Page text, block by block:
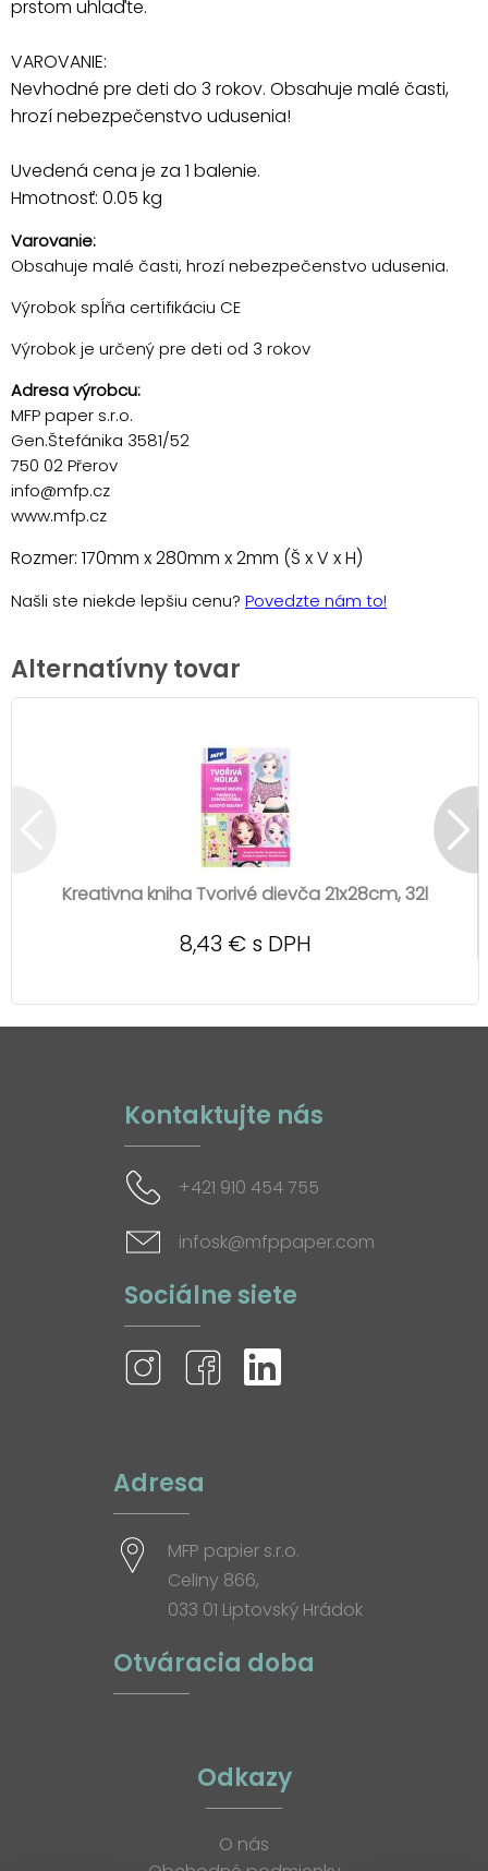
prstom uhlaďte.
VAROVANIE:
Nevhodné pre deti do 3 rokov. Obsahuje malé časti,
hrozí nebezpečenstvo udusenia!
Uvedená cena je za 1 balenie.
Hmotnosť: 0.05 kg
Varovanie:
Obsahuje malé časti, hrozí nebezpečenstvo udusenia.
Výrobok spĺňa certifikáciu CE
Výrobok je určený pre deti od 3 rokov
Adresa výrobcu:
MFP paper s.r.o.
Gen.Štefánika 3581/52
750 02 Přerov
info@mfp.cz
www.mfp.cz
Rozmer: 170mm x 280mm x 2mm (Š x V x H)
Našli ste niekde lepšiu cenu? Povedzte nám to!
Alternatívny tovar
Kreativna kniha Tvorivé dievča 21x28cm, 32l
8,43 € s DPH
Kontaktujte nás
+421 910 454 755
infosk@mfppaper.com
Sociálne siete
Adresa
MFP papier s.r.o.
Celiny 866,
033 01 Liptovský Hrádok
Otváracia doba
Odkazy
O nás